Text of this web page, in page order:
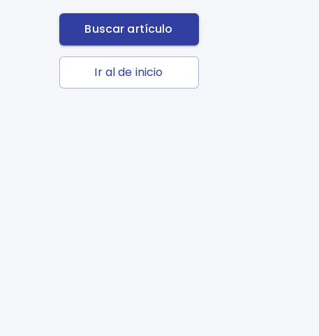
Buscar artículo
Ir al de inicio